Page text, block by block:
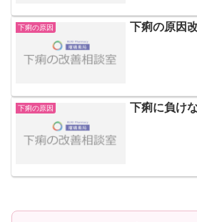
下痢の原因 下痢の原因
下痢の原因 下痢に負け